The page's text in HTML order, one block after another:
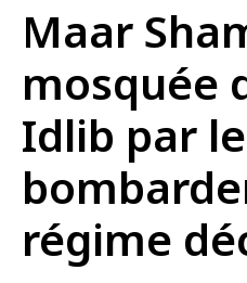
Maar
mosquée
Idlib par
régime